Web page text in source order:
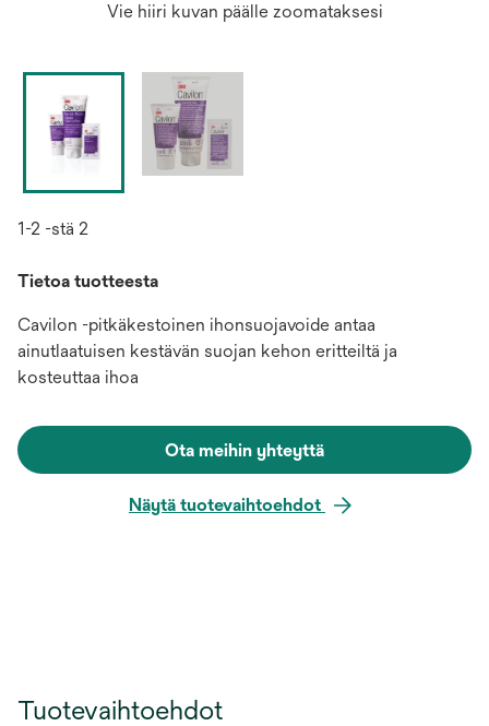
Vie hiiri kuvan päälle zoomataksesi
1-2 -stä 2
Tietoa tuotteesta
Cavilon -pitkäkestoinen ihonsuojavoide antaa
ainutlaatuisen kestävän suojan kehon eritteiltä ja
kosteuttaa ihoa
Ota meihin yhteyttä
Näytä tuotevaihtoehdot
Tuotevaihtoehdot